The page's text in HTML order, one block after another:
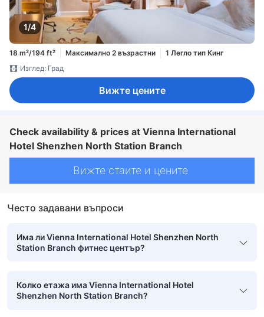
1/4
18 m²/194 ft² Максимално 2 възрастни
1 Легло тип Кинг
Изглед: Град
Вижте цените
Check availability & prices at Vienna International
Hotel Shenzhen North Station Branch
Вижте стаите и цените
Често задавани въпроси
Има ли Vienna International Hotel Shenzhen North
Station Branch фитнес център?
Колко етажа има Vienna International Hotel
Shenzhen North Station Branch?